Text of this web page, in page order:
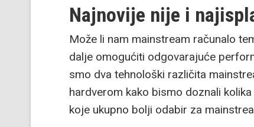
Najnovije nije i
Može li nam mainstream računalo
dalje omogućiti odgovarajuće
smo dva tehnološki različita
hardverom kako bismo doznali
koje ukupno bolji odabir za